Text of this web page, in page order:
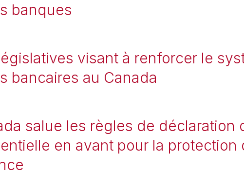
banques
visant à renforcer le
bancaires au Canada
salue les règles de
en avant pour la protection